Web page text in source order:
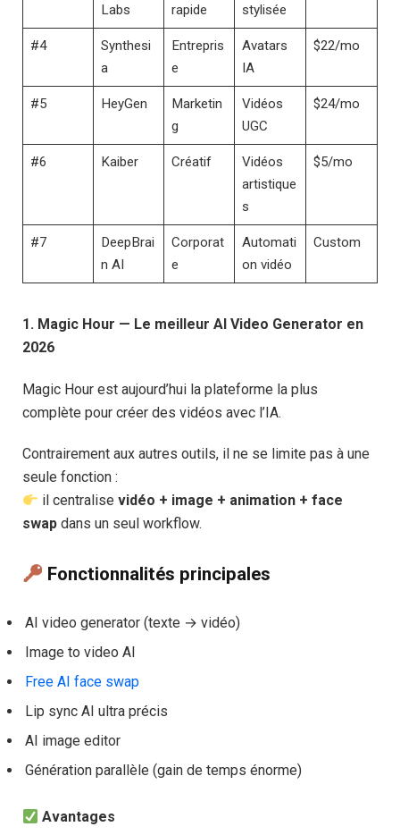
Labs
rapide
stylisée
#4
Synthesi
a
Entrepris
e
Avatars
IA
$22/mo
#5 HeyGen
Marketin
g
Vidéos
UGC
$24/mo
#6 Kaiber Créatif
Vidéos
artistique
s
$5/mo
#7
DeepBrai
n AI
Corporat
e
Automati
on vidéo
Custom
1. Magic Hour — Le meilleur AI Video Generator en
2026
Magic Hour est aujourd’hui la plateforme la plus
complète pour créer des vidéos avec l’IA.
Contrairement aux autres outils, il ne se limite pas à une
seule fonction :
il centralisevidéo + image + animation + face
swap dans un seul workflow.
Fonctionnalités principales
AI video generator (texte → vidéo)
Image to video AI
Free AI face swap
Lip sync AI ultra précis
AI image editor
Génération parallèle (gain de temps énorme)
Avantages